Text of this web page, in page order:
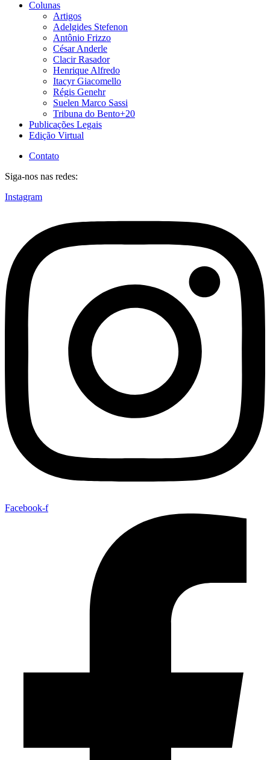
Colunas
Artigos
Adelgides Stefenon
Antônio Frizzo
César Anderle
Clacir Rasador
Henrique Alfredo
Itacyr Giacomello
Régis Genehr
Suelen Marco Sassi
Tribuna do Bento+20
Publicações Legais
Edição Virtual
Contato
Siga-nos nas redes:
Instagram
Facebook-f